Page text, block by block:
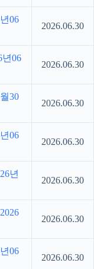
06
2026.06.30
06
2026.06.30
30
2026.06.30
06
2026.06.30
년
2026.06.30
2026.06.30
06
2026.06.30